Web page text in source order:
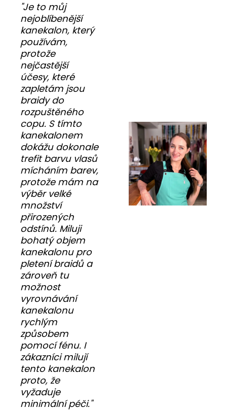
"Je to můj
nejoblíbenější
kanekalon, který
používám,
protože
nejčastější
účesy, které
zapletám jsou
braidy do
rozpuštěného
copu. S tímto
kanekalonem
dokážu dokonale
trefit barvu vlasů
mícháním barev,
protože mám na
výběr velké
množství
přirozených
odstínů. Miluji
bohatý objem
kanekalonu pro
pletení braidů a
zároveň tu
možnost
vyrovnávání
kanekalonu
rychlým
způsobem
pomocí fénu. I
zákazníci milují
tento kanekalon
proto, že
vyžaduje
minimální péči."